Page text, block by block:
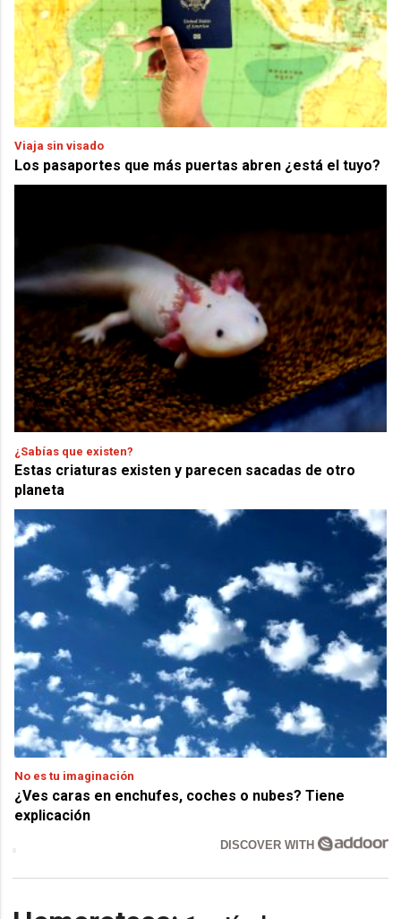
Viaja sin visado
Los pasaportes que más puertas abren ¿está el tuyo?
¿Sabías que existen?
Estas criaturas existen y parecen sacadas de otro
planeta
No es tu imaginación
¿Ves caras en enchufes, coches o nubes? Tiene
explicación
DISCOVER WITH